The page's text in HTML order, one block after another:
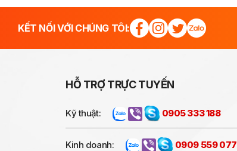
KẾT NỐI VỚI CHÚNG TÔI:
HỖ TRỢ TRỰC TUYẾN
Kỹ thuật: 0905 333 188
Kinh doanh: 0909 559 077